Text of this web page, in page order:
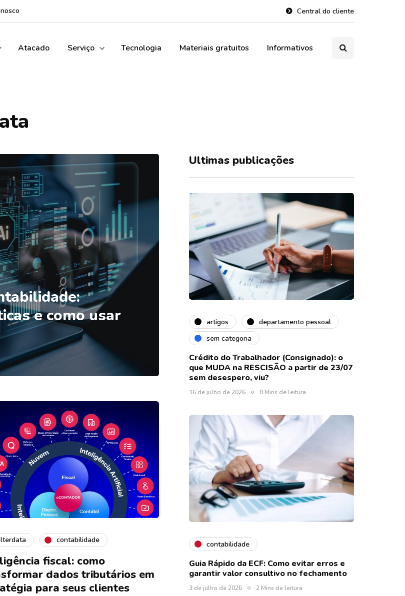
Central do cliente
Atacado Serviço Tecnologia Materiais gratuitos Informativos
e como usar
contabilidade
fiscal: como
dados tributários em
para seus clientes
Ultimas publicações
artigos
departamento pessoal
sem categoria
Crédito do Trabalhador (Consignado): o
que MUDA na RESCISÃO a partir de 23/07
sem desespero, viu?
16 de julho de 2026 8 Mins de leitura
contabilidade
Guia Rápido da ECF: Como evitar erros e
garantir valor consultivo no fechamento
3 de julho de 2026 2 Mins de leitura